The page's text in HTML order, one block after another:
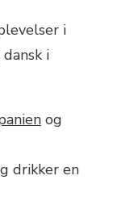
og
drikker en